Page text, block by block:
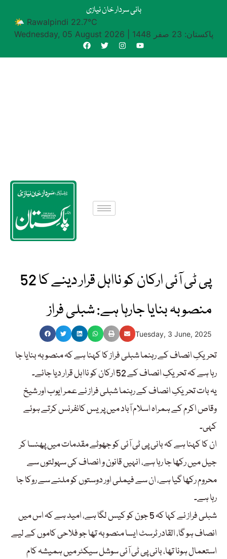
بانی سردار خان نیازی
🌤 Rawalpindi 22.7°C
Wednesday, 05 August 2026
پاکستان: 23 صفر 1448
52 پی ٹی آئی ارکان کو نااہل قرار دینے کا
منصوبہ بنایا جارہا ہے: شبلی فراز
Tuesday, 3 June, 2025
تحریکِ انصاف کے رہنما شبلی فراز کا کہنا ہے کہ منصوبہ بنایا جا
رہا ہے کہ تحریکِ انصاف کے 52 ارکان کو نااہل قرار دیا جائے۔
یہ بات تحریکِ انصاف کے رہنما شبلی فراز نے عمر ایوب اور شیخ
وقاص اکرم کے ہمراہ اسلام آباد میں پریس کانفرنس کرتے ہوئے
کہی۔
ان کا کہنا ہے کہ بانی پی ٹی آئی کو جھوٹے مقدمات میں پھنسا کر
جیل میں رکھا جا رہا ہے، انہیں قانون و انصاف کی سہولتوں سے
محروم رکھا گیا ہے، ان سے فیملی اور دوستوں کو ملنے سے روکا جا
رہا ہے۔
شبلی فراز نے کہا کہ 5 جون کو کیس لگا ہے، امید ہے کہ اس میں
انصاف ہو گا، القادر ٹرسٹ ایسا منصوبہ تھا جو فلاحی کاموں کے لیے
استعمال ہونا تھا، بانی پی ٹی آئی سوشل سیکٹر میں ہمیشہ کام